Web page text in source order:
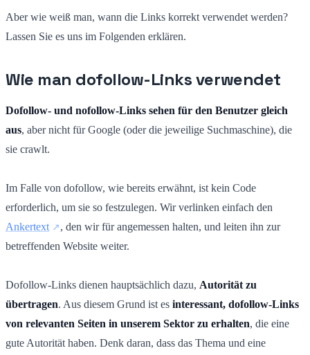
Aber wie weiß man, wann die Links korrekt verwendet werden?
Lassen Sie es uns im Folgenden erklären.
Wie man dofollow-Links verwendet
Dofollow- und nofollow-Links sehen für den Benutzer gleich
aus, aber nicht für Google (oder die jeweilige Suchmaschine), die
sie crawlt.
Im Falle von dofollow, wie bereits erwähnt, ist kein Code
erforderlich, um sie so festzulegen. Wir verlinken einfach den
Ankertext
, den wir für angemessen halten, und leiten ihn zur
betreffenden Website weiter.
Dofollow-Links dienen hauptsächlich dazu, Autorität zu
übertragen. Aus diesem Grund ist es interessant, dofollow-Links
von relevanten Seiten in unserem Sektor zu erhalten, die eine
gute Autorität haben. Denk daran, dass das Thema und eine